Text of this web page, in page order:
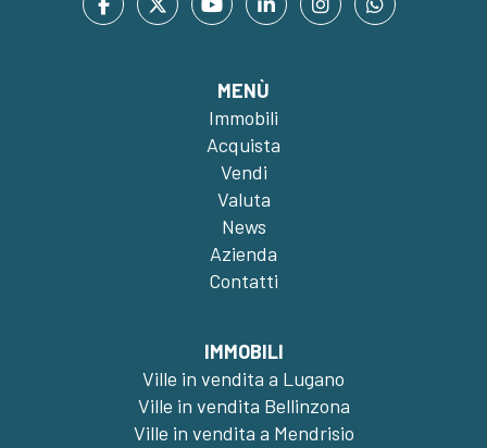
MENÙ
Immobili
Acquista
Vendi
Valuta
News
Azienda
Contatti
IMMOBILI
Ville in vendita a Lugano
Ville in vendita Bellinzona
Ville in vendita a Mendrisio